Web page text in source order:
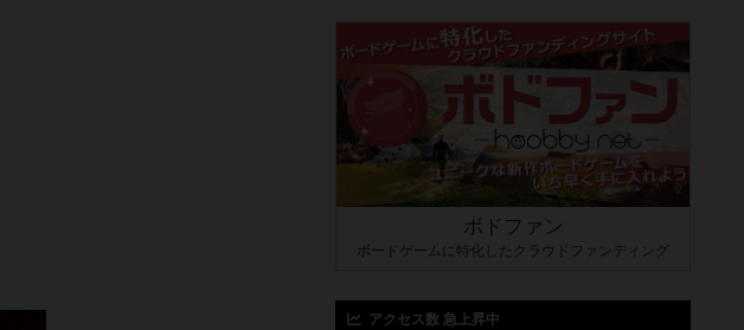
ボドファン
ボードゲームに特化したクラウドファンディング
アクセス数 急上昇中